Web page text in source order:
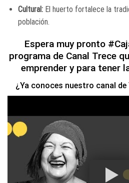
Cultural: El huerto fortalece la
población.
Espera muy pronto
programa de Canal Trece
emprender y para tener
¿Ya conoces nuestro canal de